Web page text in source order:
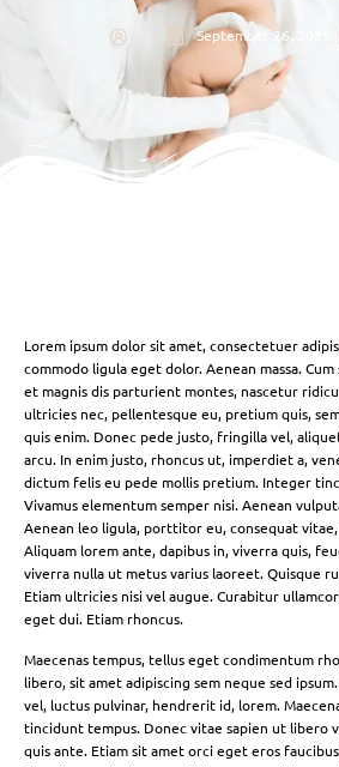
September 26, 2025
Lorem ipsum dolor sit amet, consectetuer
commodo ligula eget dolor. Aenean massa.
et magnis dis parturient montes, nascetur
ultricies nec, pellentesque eu, pretium quis,
quis enim. Donec pede justo, fringilla vel,
arcu. In enim justo, rhoncus ut, imperdiet a,
dictum felis eu pede mollis pretium. Integer
Vivamus elementum semper nisi. Aenean
Aenean leo ligula, porttitor eu, consequat
Aliquam lorem ante, dapibus in, viverra quis,
viverra nulla ut metus varius laoreet. Quisque
Etiam ultricies nisi vel augue. Curabitur
eget dui. Etiam rhoncus.
Maecenas tempus, tellus eget condimentum
libero, sit amet adipiscing sem neque sed
vel, luctus pulvinar, hendrerit id, lorem.
tincidunt tempus. Donec vitae sapien ut libero
quis ante. Etiam sit amet orci eget eros